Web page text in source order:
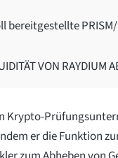
bereitgestellte
VON RAYDIUM
Krypto-
er die Funktion